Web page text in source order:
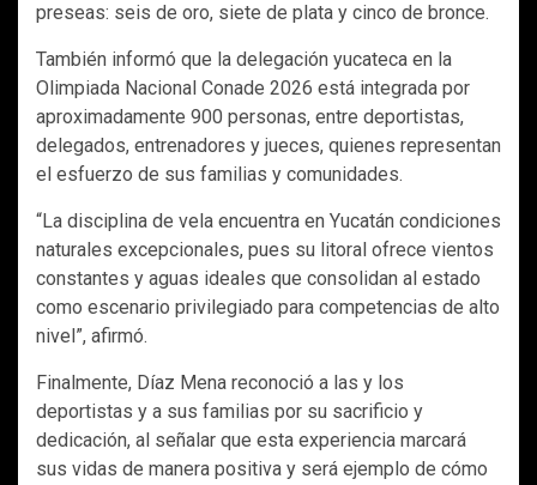
preseas: seis de oro, siete de plata y cinco de bronce.
También informó que la delegación yucateca en la
Olimpiada Nacional Conade 2026 está integrada por
aproximadamente 900 personas, entre deportistas,
delegados, entrenadores y jueces, quienes representan
el esfuerzo de sus familias y comunidades.
“La disciplina de vela encuentra en Yucatán condiciones
naturales excepcionales, pues su litoral ofrece vientos
constantes y aguas ideales que consolidan al estado
como escenario privilegiado para competencias de alto
nivel”, afirmó.
Finalmente, Díaz Mena reconoció a las y los
deportistas y a sus familias por su sacrificio y
dedicación, al señalar que esta experiencia marcará
sus vidas de manera positiva y será ejemplo de cómo